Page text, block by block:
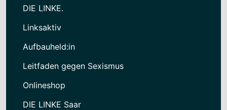
DIE LINKE.
Linksaktiv
Aufbauheld:in
Leitfaden gegen Sexismus
Onlineshop
DIE LINKE Saar